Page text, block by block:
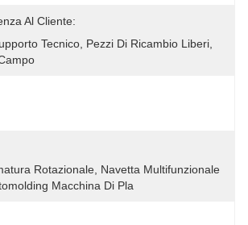
Al Cliente:
Tecnico, Pezzi Di Ricambio Liberi,
Rotazionale, Navetta Multifunzionale
Macchina Di Pla